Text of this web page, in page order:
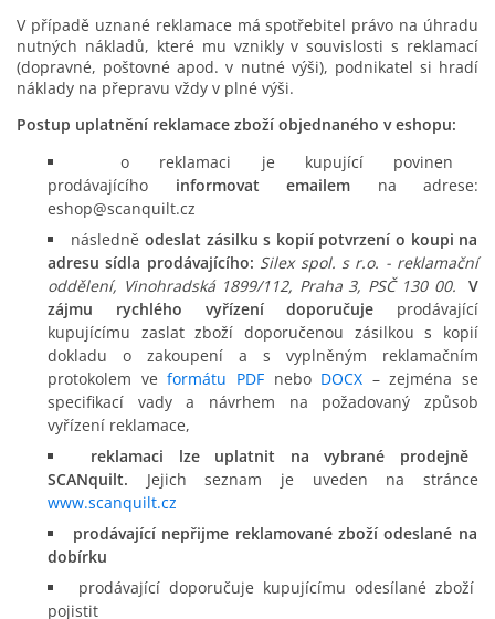
V případě uznané reklamace má spotřebitel právo na úhradu
nutných nákladů, které mu vznikly v souvislosti s reklamací
(dopravné, poštovné apod. v nutné výši), podnikatel si hradí
náklady na přepravu vždy v plné výši.
Postup uplatnění reklamace zboží objednaného v eshopu:
o reklamaci je kupující povinen
prodávajícího informovat emailem na adrese:
eshop@scanquilt.cz
následně odeslat zásilku s kopií potvrzení o koupi na
adresu sídla prodávajícího: Silex spol. s r.o. - reklamační
oddělení, Vinohradská 1899/112, Praha 3, PSČ 130 00.
V
zájmu rychlého vyřízení doporučuje prodávající
kupujícímu zaslat zboží doporučenou zásilkou s kopií
dokladu o zakoupení a s vyplněným reklamačním
protokolem veformátu PDFnebo DOCX – zejména se
specifikací vady a návrhem na požadovaný způsob
vyřízení reklamace,
reklamaci lze uplatnit na vybrané prodejně
SCANquilt. Jejich seznam je uveden na stránce
www.scanquilt.cz
prodávající nepřijme reklamované zboží odeslané na
dobírku
prodávající doporučuje kupujícímu odesílané zboží
pojistit